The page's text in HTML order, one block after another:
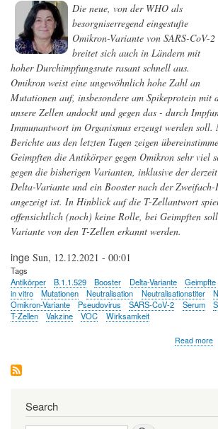
Die neue, von der WHO als
besorgniserregend eingestufte
Omikron-Variante von SARS-CoV-2
breitet sich auch in Ländern mit
hoher Durchimpfungsrate rasant schnell aus.
Omikron weist eine ungewöhnlich hohe Zahl an
Mutationen auf, insbesondere am Spikeprotein mit
unsere Zellen andockt und gegen das - durch
Immunantwort im Organismus erzeugt werden
Berichte aus den letzten Tagen zeigen
Geimpften die Antikörper gegen Omikron sehr viel
gegen die bisherigen Varianten, inklusive der
Delta-Variante und ein Booster nach der
angezeigt ist. In Hinblick auf die T-Zellantwort
offensichtlich (noch) keine Rolle, bei Geimpften
Variante von den T-Zellen erkannt werden.
inge Sun, 12.12.2021 - 00:01
Tags
Antikörper
B.1.1.529 Booster Delta-Variante Geimpfte
in vitro
Mutationen Neutralisation Neutralisationstiter
Omikron-Variante
Pseudovirus SARS-CoV-2 Serum
T-Zellen
Vakzine VOC Wirksamkeit
Read more
Search